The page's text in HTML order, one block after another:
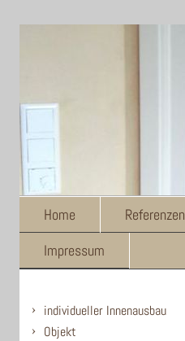
Home Referenzen
Impressum
individueller Innenausbau
Objekt